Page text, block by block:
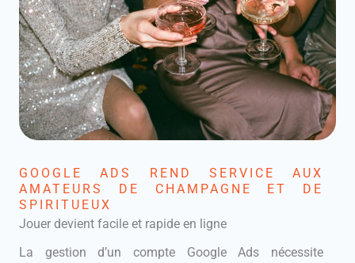
GOOGLE ADS REND SERVICE AUX
AMATEURS DE CHAMPAGNE ET DE
SPIRITUEUX
Jouer devient facile et rapide en ligne
La gestion d’un compte Google Ads nécessite